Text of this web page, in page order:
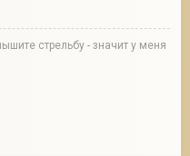
стрельбу - значит у меня